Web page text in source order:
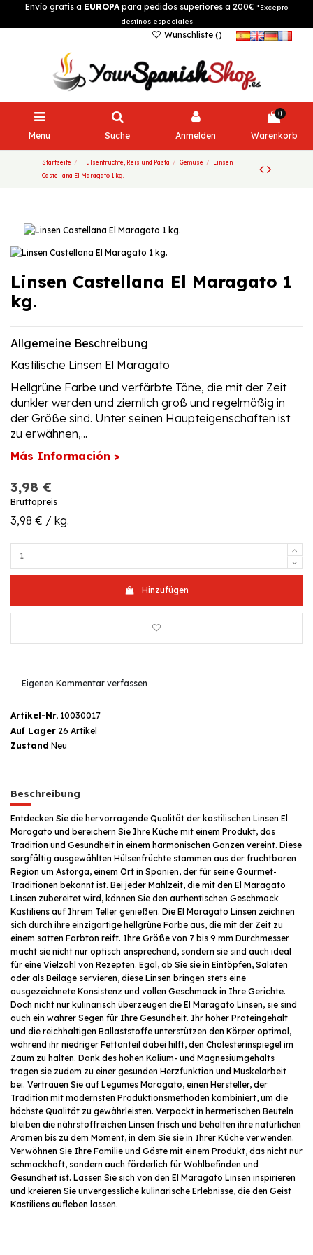
Envío gratis a EUROPApara pedidos superiores a 200€ *Excepto
destinos especiales
Wunschliste ()
Menu Suche Anmelden
0
Warenkorb
Startseite Hülsenfrüchte, Reis und Pasta Gemüse
Linsen
Castellana El Maragato 1 kg.
Linsen Castellana El Maragato 1
kg.
Allgemeine Beschreibung
Kastilische Linsen El Maragato
Hellgrüne Farbe und verfärbte Töne, die mit der Zeit
dunkler werden und ziemlich groß und regelmäßig in
der Größe sind. Unter seinen Haupteigenschaften ist
zu erwähnen,...
Más Información >
3,98 €
Bruttopreis
3,98 € / kg.
Hinzufügen
Eigenen Kommentar verfassen
Artikel-Nr. 10030017
Auf Lager 26 Artikel
Zustand Neu
Beschreibung
Entdecken Sie die hervorragende Qualität der kastilischen Linsen El
Maragato und bereichern Sie Ihre Küche mit einem Produkt, das
Tradition und Gesundheit in einem harmonischen Ganzen vereint. Diese
sorgfältig ausgewählten Hülsenfrüchte stammen aus der fruchtbaren
Region um Astorga, einem Ort in Spanien, der für seine Gourmet-
Traditionen bekannt ist. Bei jeder Mahlzeit, die mit den El Maragato
Linsen zubereitet wird, können Sie den authentischen Geschmack
Kastiliens auf Ihrem Teller genießen. Die El Maragato Linsen zeichnen
sich durch ihre einzigartige hellgrüne Farbe aus, die mit der Zeit zu
einem satten Farbton reift. Ihre Größe von 7 bis 9 mm Durchmesser
macht sie nicht nur optisch ansprechend, sondern sie sind auch ideal
für eine Vielzahl von Rezepten. Egal, ob Sie sie in Eintöpfen, Salaten
oder als Beilage servieren, diese Linsen bringen stets eine
ausgezeichnete Konsistenz und vollen Geschmack in Ihre Gerichte.
Doch nicht nur kulinarisch überzeugen die El Maragato Linsen, sie sind
auch ein wahrer Segen für Ihre Gesundheit. Ihr hoher Proteingehalt
und die reichhaltigen Ballaststoffe unterstützen den Körper optimal,
während ihr niedriger Fettanteil dabei hilft, den Cholesterinspiegel im
Zaum zu halten. Dank des hohen Kalium- und Magnesiumgehalts
tragen sie zudem zu einer gesunden Herzfunktion und Muskelarbeit
bei. Vertrauen Sie auf Legumes Maragato, einen Hersteller, der
Tradition mit modernsten Produktionsmethoden kombiniert, um die
höchste Qualität zu gewährleisten. Verpackt in hermetischen Beuteln
bleiben die nährstoffreichen Linsen frisch und behalten ihre natürlichen
Aromen bis zu dem Moment, in dem Sie sie in Ihrer Küche verwenden.
Verwöhnen Sie Ihre Familie und Gäste mit einem Produkt, das nicht nur
schmackhaft, sondern auch förderlich für Wohlbefinden und
Gesundheit ist. Lassen Sie sich von den El Maragato Linsen inspirieren
und kreieren Sie unvergessliche kulinarische Erlebnisse, die den Geist
Kastiliens aufleben lassen.